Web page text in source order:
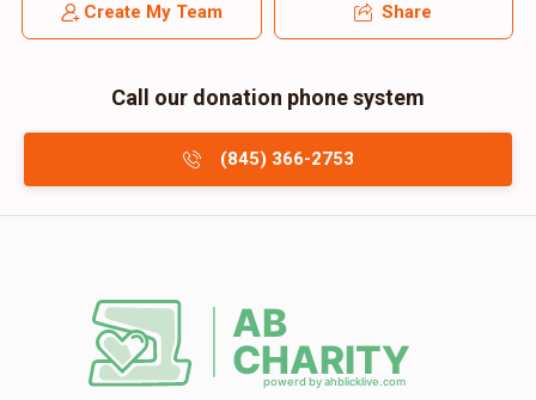
Create My Team Share
Call our donation phone system
(845) 366-2753